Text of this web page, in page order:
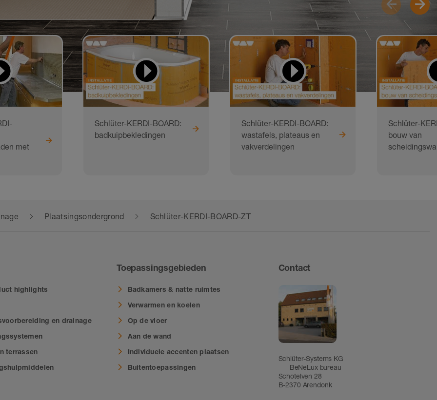
met
Schlüter-KERDI-BOARD:
badkuipbekledingen
Schlüter-KERDI-BOARD:
wastafels, plateaus en
vakverdelingen
Schlüter-
bouw van
Plaatsingsondergrond Schlüter-KERDI-BOARD-ZT
highlights
en drainage
terrassen
Toepassingsgebieden
Badkamers & natte ruimtes
Verwarmen en koelen
Op de vloer
Aan de wand
Individuele accenten plaatsen
Buitentoepassingen
Contact
Schlüter-Systems KG
BeNeLux bureau
Schotelven 28
B-2370 Arendonk